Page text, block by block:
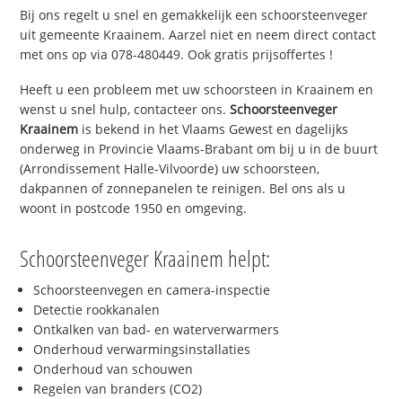
Bij ons regelt u snel en gemakkelijk een schoorsteenveger
uit gemeente Kraainem. Aarzel niet en neem direct contact
met ons op via 078-480449. Ook gratis prijsoffertes !
Heeft u een probleem met uw schoorsteen in Kraainem en
wenst u snel hulp, contacteer ons.Schoorsteenveger
Kraainem is bekend in het Vlaams Gewest en dagelijks
onderweg in Provincie Vlaams-Brabant om bij u in de buurt
(Arrondissement Halle-Vilvoorde) uw schoorsteen,
dakpannen of zonnepanelen te reinigen. Bel ons als u
woont in postcode 1950 en omgeving.
Schoorsteenveger Kraainem helpt:
Schoorsteenvegen en camera-inspectie
Detectie rookkanalen
Ontkalken van bad- en waterverwarmers
Onderhoud verwarmingsinstallaties
Onderhoud van schouwen
Regelen van branders (CO2)